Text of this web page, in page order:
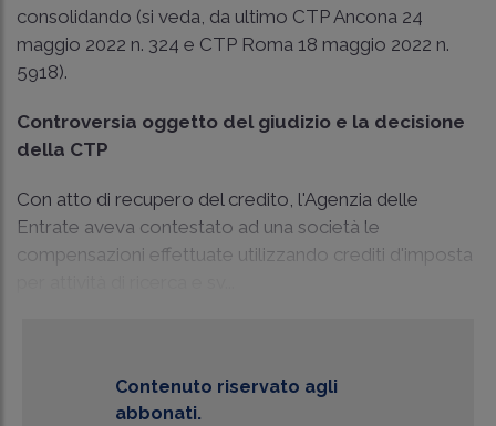
consolidando (si veda, da ultimo CTP Ancona 24
maggio 2022 n. 324 e CTP Roma 18 maggio 2022 n.
5918).
Controversia oggetto del giudizio e la decisione
della CTP
Con atto di recupero del credito, l'Agenzia delle
Entrate aveva contestato ad una società le
compensazioni effettuate utilizzando crediti d'imposta
Contenuto riservato agli
abbonati.